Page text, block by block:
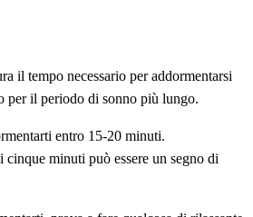
il tempo necessario per addormentarsi
per il periodo di sonno più lungo.
entro 15-20 minuti.
minuti può essere un segno di